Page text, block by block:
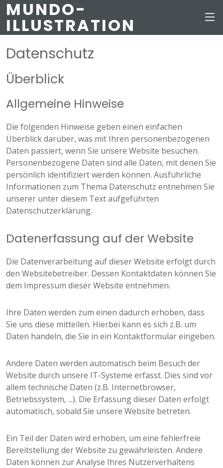
MUNDO-
ILLUSTRATION
Datenschutz
Überblick
Allgemeine Hinweise
Die folgenden Hinweise geben einen einfachen
Überblick darüber, was mit Ihren personenbezogenen
Daten passiert, wenn Sie unsere Website besuchen.
Personenbezogene Daten sind alle Daten, mit denen Sie
persönlich identifiziert werden können. Ausführliche
Informationen zum Thema Datenschutz entnehmen Sie
unserer unter diesem Text aufgeführten
Datenschutzerklärung.
Datenerfassung auf der Website
Die Datenverarbeitung auf dieser Website erfolgt durch
den Websitebetreiber. Dessen Kontaktdaten können Sie
dem Impressum dieser Website entnehmen.
Ihre Daten werden zum einen dadurch erhoben, dass
Sie uns diese mitteilen. Hierbei kann es sich z.B. um
Daten handeln, die Sie in ein Kontaktformular eingeben.
Andere Daten werden automatisch beim Besuch der
Website durch unsere IT-Systeme erfasst. Dies sind vor
allem technische Daten (z.B. Internetbrowser,
Betriebssystem, ...). Die Erfassung dieser Daten erfolgt
automatisch, sobald Sie unsere Website betreten.
Ein Teil der Daten wird erhoben, um eine fehlerfreie
Bereitstellung der Website zu gewährleisten. Andere
Daten können zur Analyse Ihres Nutzerverhaltens